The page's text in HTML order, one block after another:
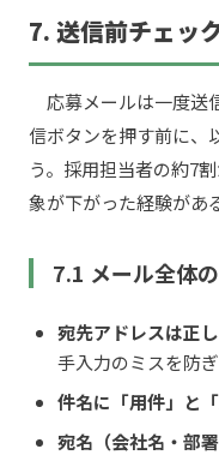
7. 送信前チェッ
応募メールは一度送
信ボタンを押す前に、
う。採用担当者の約7
象が下がった経験があ
7.1 メール全体
宛先アドレスは正
手入力のミスを防
件名に「用件」と
宛名（会社名・部